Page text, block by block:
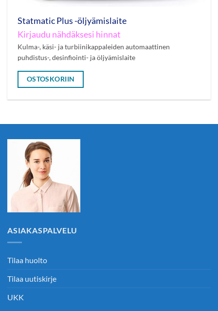
Statmatic Plus -öljyämislaite
Kirjaudu nähdäksesi hinnat
Kulma-, käsi- ja turbiinikappaleiden automaattinen
puhdistus-, desinfiointi- ja öljyämislaite
OSTOSKORIIN
ASIAKASPALVELU
Tilaa huolto
Tilaa uutiskirje
UKK